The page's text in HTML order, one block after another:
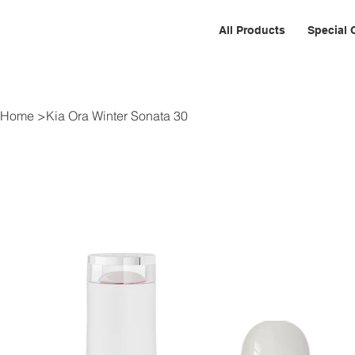
All Products Special
Home >Kia Ora Winter Sonata 30